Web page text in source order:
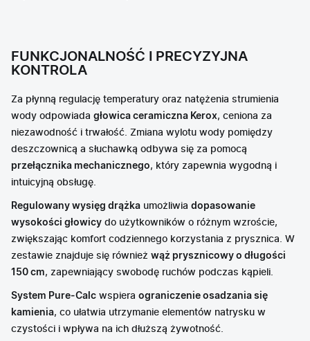
FUNKCJONALNOŚĆ I PRECYZYJNA
KONTROLA
Za płynną regulację temperatury oraz natężenia strumienia
wody odpowiada głowica ceramiczna Kerox, ceniona za
niezawodność i trwałość. Zmiana wylotu wody pomiędzy
deszczownicą a słuchawką odbywa się za pomocą
przełącznika mechanicznego, który zapewnia wygodną i
intuicyjną obsługę.
Regulowany wysięg drążka umożliwia dopasowanie
wysokości głowicy do użytkowników o różnym wzroście,
zwiększając komfort codziennego korzystania z prysznica. W
zestawie znajduje się również wąż prysznicowy o długości
150 cm, zapewniający swobodę ruchów podczas kąpieli.
System Pure-Calc wspiera ograniczenie osadzania się
kamienia, co ułatwia utrzymanie elementów natrysku w
czystości i wpływa na ich dłuższą żywotność.